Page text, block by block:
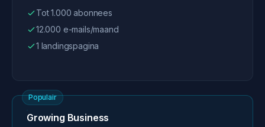
Tot 1.000 abonnees
12.000 e-mails/maand
1 landingspagina
Populair
Growing Business